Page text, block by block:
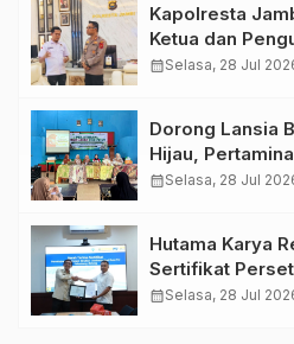
Kapolresta
Ketua dan
Perkuat Sinergi
calendar_monthSelasa, 28 Jul
Dorong Lansia
Hijau,
Lansiapreneur
calendar_monthSelasa, 28 Jul
Hutama Karya
Sertifikat
Struktur
calendar_monthSelasa, 28 Jul